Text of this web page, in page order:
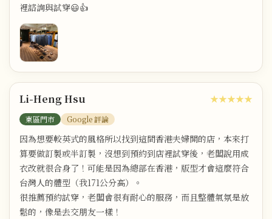
裡諮詢與試穿😃👍
Li-Heng Hsu
東區門市 Google 評論
★★★★★
因為想要較英式的風格所以找到這間香港夫婦開的店，本來打
算要做訂製或半訂製，沒想到預約到店裡試穿後，老闆說用成
衣改就很合身了！可能是因為總部在香港，版型才會這麼符合
台灣人的體型（我171公分高）。
很推薦預約試穿，老闆會很有耐心的服務，而且整體氣氛是放
鬆的，像是去交朋友一樣！